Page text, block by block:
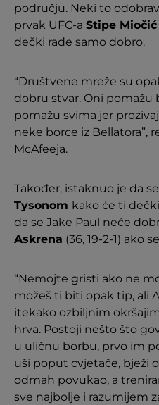
području. Neki to
prvak UFC-a Stipe Miočić
dečki rade samo dobro.
“Društvene mreže su
dobru stvar. Oni pomažu
pomažu svima jer
neke borce iz Bellatora”,
McAfeeja.
Također, istaknuo je da
Tysonom kako će ti
da se Jake Paul neće
Askrena (36, 19-2-1) ako
“Nemojte gristi ako ne
možeš ti biti opak tip, ali
itekako ozbiljnim
hrva. Postoji nešto što
u uličnu borbu, prvo im
uši poput cvjetače, bježi
odmah povukao, a
sve najbolje i razumijem